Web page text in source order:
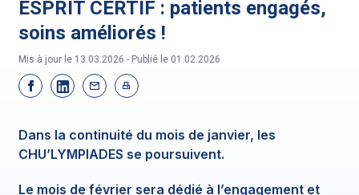
ESPRIT CERTIF : patients engagés,
soins améliorés !
Mis à jour le 13.03.2026 - Publié le 01.02.2026
Dans la continuité du mois de janvier, les
CHU’LYMPIADES se poursuivent.
Le mois de février sera dédié à l’engagement et